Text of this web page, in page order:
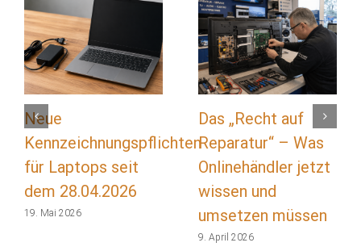
Neue
Kennzeichnungspflichten
für Laptops seit
dem 28.04.2026
19. Mai 2026
Das „Recht auf
Reparatur“ – Was
Onlinehändler jetzt
wissen und
umsetzen müssen
9. April 2026